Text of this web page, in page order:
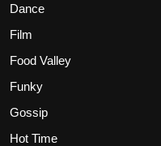
Dance
Film
Food Valley
Funky
Gossip
Hot Time